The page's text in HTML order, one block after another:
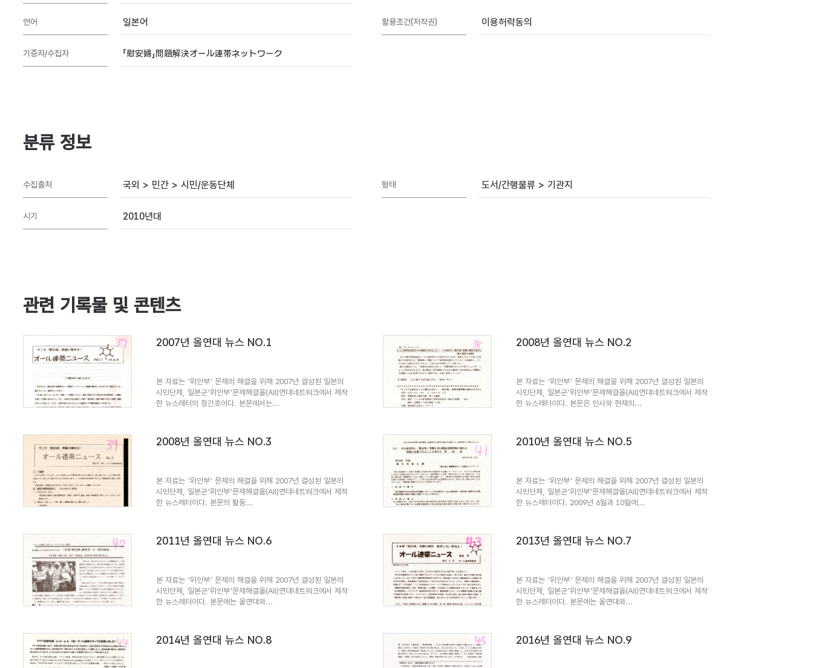
언어 일본어 활용조건(저작권) 이용허락동의
기증자/수집자 「慰安婦」問題解決オール連帯ネットワーク
분류 정보
수집출처 국외 > 민간 > 시민/운동단체 형태 도서/간행물류 > 기관지
시기 2010년대
관련 기록물 및 콘텐츠
2007년 올연대 뉴스 NO.1
본 자료는 '위안부' 문제의 해결을 위해 2007년 결성된 일본의
시민단체, 일본군'위안부'문제해결올(All)연대네트워크에서 제작
한 뉴스레터의 창간호이다. 본문에서는...
2008년 올연대 뉴스 NO.2
본 자료는 '위안부' 문제의 해결을 위해 2007년 결성된 일본의
시민단체, 일본군'위안부'문제해결올(All)연대네트워크에서 제작
한 뉴스레터이다. 본문은 인사와 현재의...
2008년 올연대 뉴스 NO.3
본 자료는 '위안부' 문제의 해결을 위해 2007년 결성된 일본의
시민단체, 일본군'위안부'문제해결올(All)연대네트워크에서 제작
한 뉴스레터이다. 본문의 활동...
2010년 올연대 뉴스 NO.5
본 자료는 '위안부' 문제의 해결을 위해 2007년 결성된 일본의
시민단체, 일본군'위안부'문제해결올(All)연대네트워크에서 제작
한 뉴스레터이다. 2009년 6월과 10월에...
2011년 올연대 뉴스 NO.6
본 자료는 '위안부' 문제의 해결을 위해 2007년 결성된 일본의
시민단체, 일본군'위안부'문제해결올(All)연대네트워크에서 제작
한 뉴스레터이다. 본문에는 올연대와...
2013년 올연대 뉴스 NO.7
본 자료는 '위안부' 문제의 해결을 위해 2007년 결성된 일본의
시민단체, 일본군'위안부'문제해결올(All)연대네트워크에서 제작
한 뉴스레터이다. 본문에는 올연대와...
2014년 올연대 뉴스 NO.8 2016년 올연대 뉴스 NO.9